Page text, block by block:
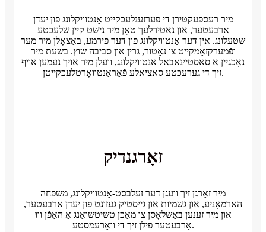
מיר רעספּעקטירן די פּערזענלעכקייט אַנטוויקלונג פון יעדן
אַרבעטער, און נאַטירלעך טאָן מיר נישט קיין שלעכטע
שטעלונג. אין דער אַנטוויקלונג פון דער פירמע, באַצאָלן מיר מער
ופֿמערקזאַמקייט צו נאַטור, גרין און סביבה שוץ. בשעת מיר
נאָכגיין אַ סאַסטיינאַבאַל אַנטוויקלונג, וועלן מיר אויך נעמען אויף
זיך די גערעכטע סאציאלע פֿאַראַנטוואָרטלעכקייטן.
זאָרגנדיק
מיר זאָרגן זיך וועגן דער זעלבסט-אַנטוויקלונג, משפּחה
האַרמאָניע, און גשמיות און גייַסטיק געזונט פון יעדן אַרבעטער,
און מיר זענען באַשלאָסן צו מאַכן טשיטשואַנג אַ האַפֿן וווּ
אַרבעטער פילן זיך די וואַרעמסטע.